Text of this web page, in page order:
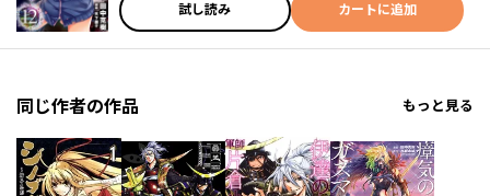
試し読み カートに追加
同じ作者の作品 もっと見る